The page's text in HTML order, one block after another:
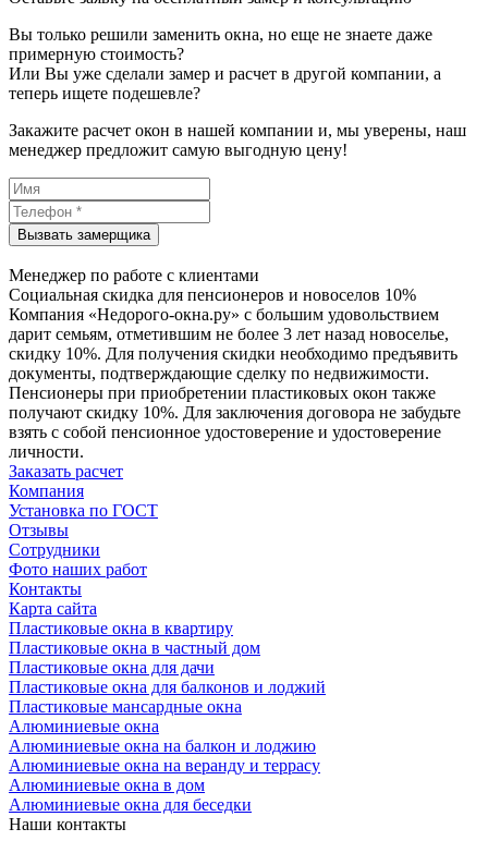
Вы только решили заменить окна, но еще не знаете даже
примерную стоимость?
Или Вы уже сделали замер и расчет в другой компании, а
теперь ищете подешевле?
Закажите расчет окон в нашей компании и, мы уверены, наш
менеджер предложит самую выгодную цену!
Менеджер по работе с клиентами
Социальная скидка для пенсионеров и новоселов 10%
Компания «Недорого-окна.ру» с большим удовольствием
дарит семьям, отметившим не более 3 лет назад новоселье,
скидку 10%. Для получения скидки необходимо предъявить
документы, подтверждающие сделку по недвижимости.
Пенсионеры при приобретении пластиковых окон также
получают скидку 10%. Для заключения договора не забудьте
взять с собой пенсионное удостоверение и удостоверение
личности.
Заказать расчет
Компания
Установка по ГОСТ
Отзывы
Сотрудники
Фото наших работ
Контакты
Карта сайта
Пластиковые окна в квартиру
Пластиковые окна в частный дом
Пластиковые окна для дачи
Пластиковые окна для балконов и лоджий
Пластиковые мансардные окна
Алюминиевые окна
Алюминиевые окна на балкон и лоджию
Алюминиевые окна на веранду и террасу
Алюминиевые окна в дом
Алюминиевые окна для беседки
Наши контакты